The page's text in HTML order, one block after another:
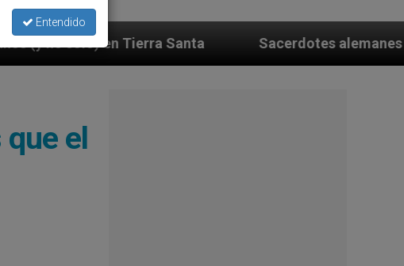
Santa Sacerdotes alemanes fieles al Papa
el
Entendido